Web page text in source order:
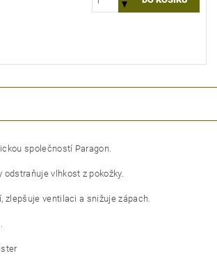
společností Paragon.
odstraňuje vlhkost z pokožky.
zlepšuje ventilaci a snižuje zápach.